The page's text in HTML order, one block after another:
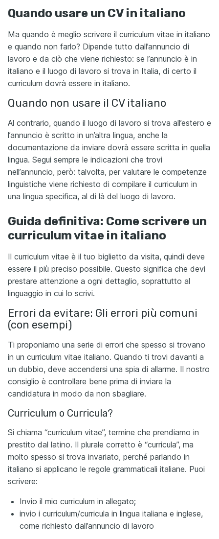
Quando usare un CV in italiano
Ma quando è meglio scrivere il curriculum vitae in italiano
e quando non farlo? Dipende tutto dall’annuncio di
lavoro e da ciò che viene richiesto: se l’annuncio è in
italiano e il luogo di lavoro si trova in Italia, di certo il
curriculum dovrà essere in italiano.
Quando non usare il CV italiano
Al contrario, quando il luogo di lavoro si trova all’estero e
l’annuncio è scritto in un’altra lingua, anche la
documentazione da inviare dovrà essere scritta in quella
lingua. Segui sempre le indicazioni che trovi
nell’annuncio, però: talvolta, per valutare le competenze
linguistiche viene richiesto di compilare il curriculum in
una lingua specifica, al di là del luogo di lavoro.
Guida definitiva: Come scrivere un
curriculum vitae in italiano
Il curriculum vitae è il tuo biglietto da visita, quindi deve
essere il più preciso possibile. Questo significa che devi
prestare attenzione a ogni dettaglio, soprattutto al
linguaggio in cui lo scrivi.
Errori da evitare: Gli errori più comuni
(con esempi)
Ti proponiamo una serie di errori che spesso si trovano
in un curriculum vitae italiano. Quando ti trovi davanti a
un dubbio, deve accendersi una spia di allarme. Il nostro
consiglio è controllare bene prima di inviare la
candidatura in modo da non sbagliare.
Curriculum o Curricula?
Si chiama “curriculum vitae”, termine che prendiamo in
prestito dal latino. Il plurale corretto è “curricula”, ma
molto spesso si trova invariato, perché parlando in
italiano si applicano le regole grammaticali italiane. Puoi
scrivere:
Invio il mio curriculum in allegato;
invio i curriculum/curricula in lingua italiana e inglese,
come richiesto dall’annuncio di lavoro